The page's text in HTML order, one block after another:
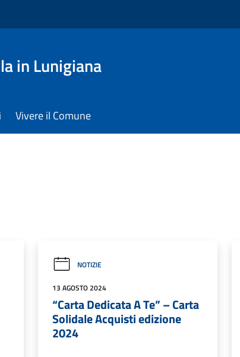
in Lunigiana
Vivere il Comune
NOTIZIE
13 AGOSTO 2024
“Carta Dedicata A Te” – Carta
Solidale Acquisti edizione
2024